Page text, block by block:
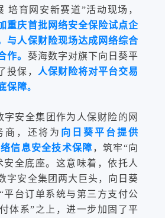
培育网安新赛道”活动现场，
重庆首批网络安全保险试点企
与人保财险现场达成网络综合
作。 葵海数字对旗下向日葵平
投保， 人保财险将对平台交易
保障。
字安全集团作为人保财险的网
商，还将为 向日葵平台提供
信息安全技术保障 ，筑牢“向
安全底座。这意味着，依托人
字安全集团两大巨头，向日葵
平台订单系统与第三方支付公
体系”之上，进一步加固了平